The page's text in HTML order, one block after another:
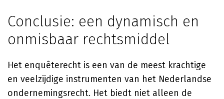
Conclusie: een dynamisch en
onmisbaar rechtsmiddel
Het enquêterecht is een van de meest krachtige
en veelzijdige instrumenten van het Nederlandse
ondernemingsrecht. Het biedt niet alleen de